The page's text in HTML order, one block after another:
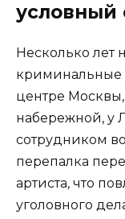
условный
Несколько лет
криминальные
центре
набережной, у
сотрудником
перепалка
артиста, что
уголовного